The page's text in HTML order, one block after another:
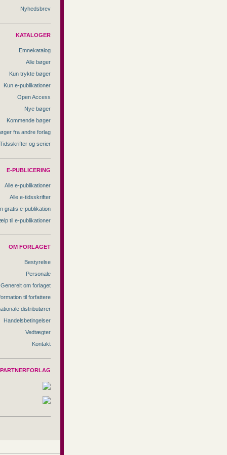
Nyhedsbrev
KATALOGER
Emnekatalog
Alle bøger
Kun trykte bøger
Kun e-publikationer
Open Access
Nye bøger
Kommende bøger
fra andre forlag
Tidsskrifter og serier
E-PUBLICERING
Alle e-publikationer
Alle e-tidsskrifter
gratis e-publikation
til e-publikationer
OM FORLAGET
Bestyrelse
Personale
Generelt om forlaget
til forfattere
distributører
Handelsbetingelser
Vedtægter
Kontakt
PARTNERFORLAG